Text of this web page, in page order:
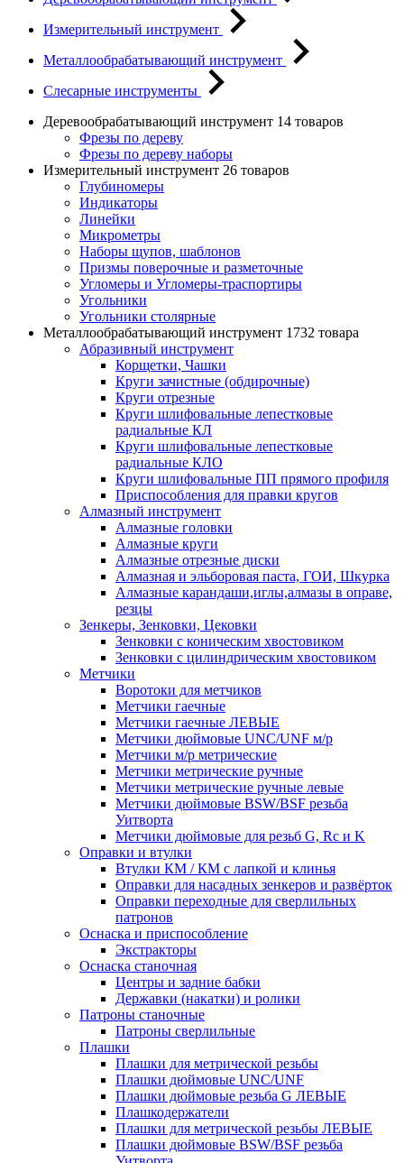
Измерительный инструмент
Металлообрабатывающий инструмент
Слесарные инструменты
Деревообрабатывающий инструмент 14 товаров
Фрезы по дереву
Фрезы по дереву наборы
Измерительный инструмент 26 товаров
Глубиномеры
Индикаторы
Линейки
Микрометры
Наборы щупов, шаблонов
Призмы поверочные и разметочные
Угломеры и Угломеры-траспортиры
Угольники
Угольники столярные
Металлообрабатывающий инструмент 1732 товара
Абразивный инструмент
Корщетки, Чашки
Круги зачистные (обдирочные)
Круги отрезные
Круги шлифовальные лепестковые
радиальные КЛ
Круги шлифовальные лепестковые
радиальные КЛО
Круги шлифовальные ПП прямого профиля
Приспособления для правки кругов
Алмазный инструмент
Алмазные головки
Алмазные круги
Алмазные отрезные диски
Алмазная и эльборовая паста, ГОИ, Шкурка
Алмазные карандаши,иглы,алмазы в оправе,
резцы
Зенкеры, Зенковки, Цековки
Зенковки с коническим хвостовиком
Зенковки с цилиндрическим хвостовиком
Метчики
Воротоки для метчиков
Метчики гаечные
Метчики гаечные ЛЕВЫЕ
Метчики дюймовые UNC/UNF м/р
Метчики м/р метрические
Метчики метрические ручные
Метчики метрические ручные левые
Метчики дюймовые BSW/BSF резьба
Уитворта
Метчики дюймовые для резьб G, Rc и K
Оправки и втулки
Втулки КМ / КМ с лапкой и клинья
Оправки для насадных зенкеров и развёрток
Оправки переходные для сверлильных
патронов
Оснаска и приспособление
Экстракторы
Оснаска станочная
Центры и задние бабки
Державки (накатки) и ролики
Патроны станочные
Патроны сверлильные
Плашки
Плашки для метрической резьбы
Плашки дюймовые UNC/UNF
Плашки дюймовые резьба G ЛЕВЫЕ
Плашкодержатели
Плашки для метрической резьбы ЛЕВЫЕ
Плашки дюймовые BSW/BSF резьба